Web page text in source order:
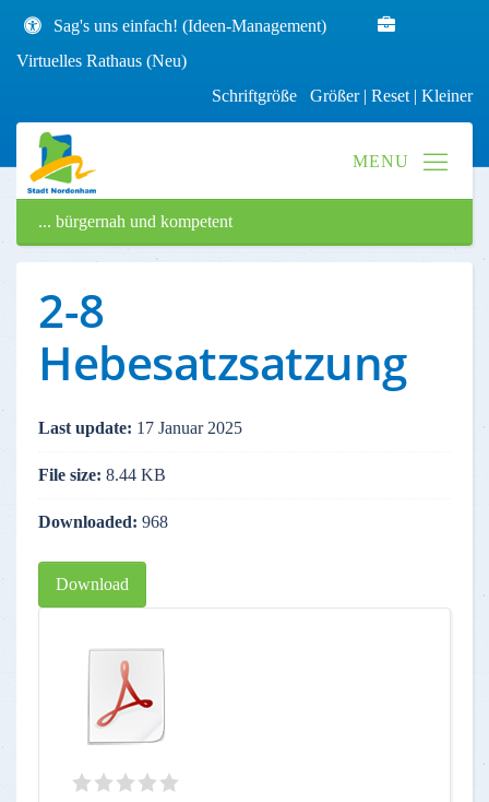
Sag's uns einfach! (Ideen-Management)
Virtuelles Rathaus (Neu)
Schriftgröße Größer| Reset | Kleiner
... bürgernah und kompetent
2-8
Hebesatzsatzung
Last update: 17 Januar 2025
File size: 8.44 KB
Downloaded: 968
Download